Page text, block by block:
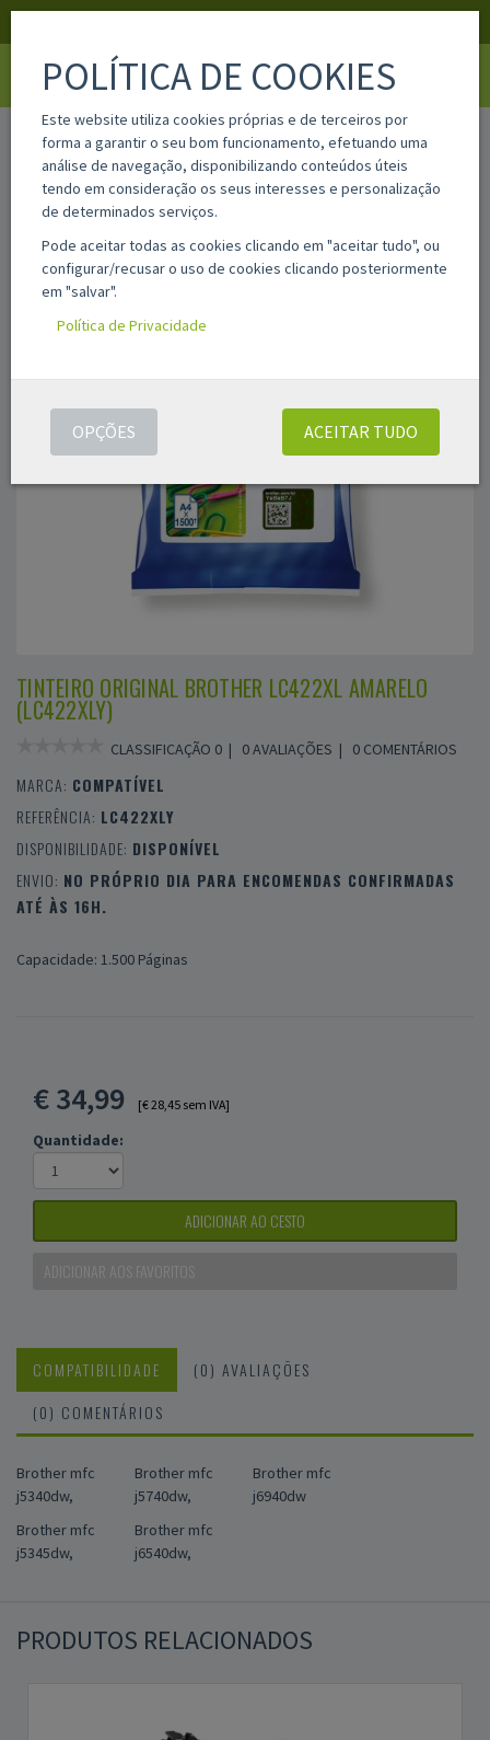
home lc422xly
TINTEIRO ORIGINAL BROTHER LC422XL AMARELO
(LC422XLY)
CLASSIFICAÇÃO 0 | 0 AVALIAÇÕES | 0 COMENTÁRIOS
MARCA: COMPATÍVEL
REFERÊNCIA: LC422XLY
DISPONIBILIDADE: DISPONÍVEL
ENVIO: NO PRÓPRIO DIA PARA ENCOMENDAS CONFIRMADAS
ATÉ ÀS 16H.
Capacidade: 1.500 Páginas
€34,99 [€ 28,45 sem IVA]
Quantidade:
ADICIONAR AO CESTO
ADICIONAR AOS FAVORITOS
COMPATIBILIDADE
(0) AVALIAÇÕES
(0) COMENTÁRIOS
Brother mfc
j5340dw,
Brother mfc
j5345dw,
Brother mfc
j5740dw,
Brother mfc
j6540dw,
Brother mfc
j6940dw
PRODUTOS RELACIONADOS
POLÍTICA DE COOKIES
Este website utiliza cookies próprias e de terceiros por
forma a garantir o seu bom funcionamento, efetuando uma
análise de navegação, disponibilizando conteúdos úteis
tendo em consideração os seus interesses e personalização
de determinados serviços.
Pode aceitar todas as cookies clicando em "aceitar tudo", ou
configurar/recusar o uso de cookies clicando posteriormente
em "salvar".
Política de Privacidade
ACEITAR TUDO
OPÇÕES